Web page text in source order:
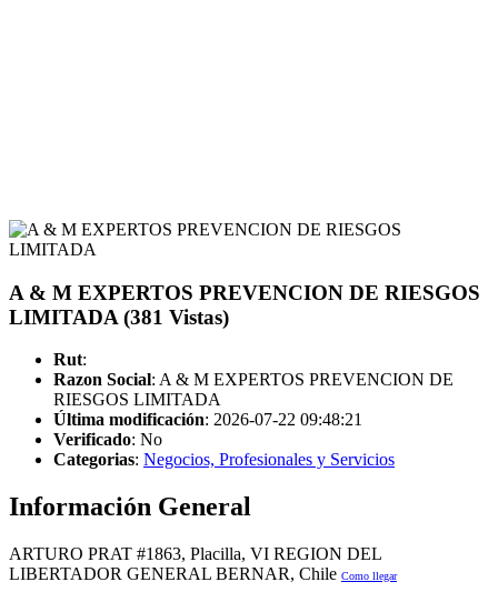
A & M EXPERTOS PREVENCION DE RIESGOS
LIMITADA (381 Vistas)
Rut:
Razon Social: A & M EXPERTOS PREVENCION DE
RIESGOS LIMITADA
Última modificación: 2026-07-22 09:48:21
Verificado: No
Categorias: Negocios, Profesionales y Servicios
Información General
ARTURO PRAT #1863, Placilla, VI REGION DEL
LIBERTADOR GENERAL BERNAR, Chile Como llegar